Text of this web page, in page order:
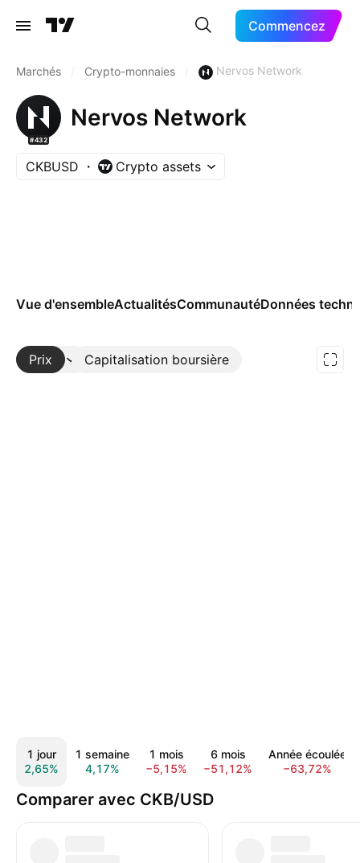
Commencez
Marchés Crypto-monnaies Nervos Network
#432
Nervos Network
CKBUSD Crypto assets
Vue d'ensembleActualitésCommunautéDonnées
Prix Capitalisation boursière
Plus
1 jour
2,65%
1 semaine
4,17%
1 mois
−5,15%
6 mois
−51,12%
Année écoulée
−63,72%
Comparer avec CKB/USD